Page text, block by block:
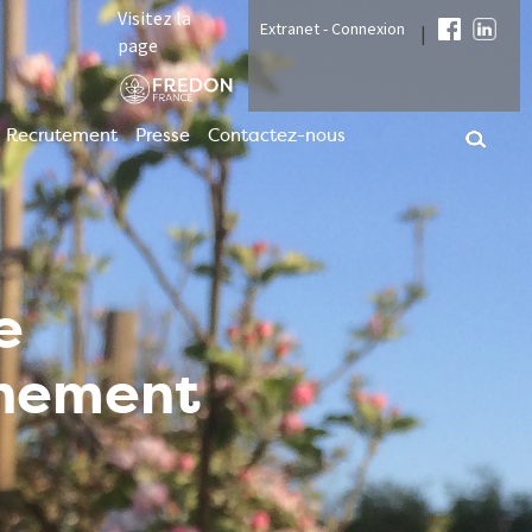
Visitez la
page
Extranet - Connexion |
Recrutement Presse Contactez-nous